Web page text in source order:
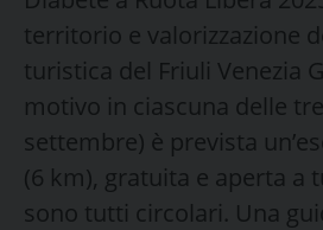
territorio e valorizzazione
turistica del Friuli Venezia
motivo in ciascuna delle
settembre) è prevista
(6 km), gratuita e aperta a
sono tutti circolari. Una